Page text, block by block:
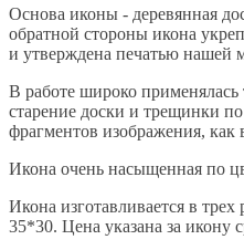
Основа иконы - деревянная
обратной стороны икона
и утверждена печатью нашей
В работе широко применялась
старение доски и трещинки
фрагментов изображения, как
Икона очень насыщенная по
Икона изготавливается в
35*30. Цена указана за икону